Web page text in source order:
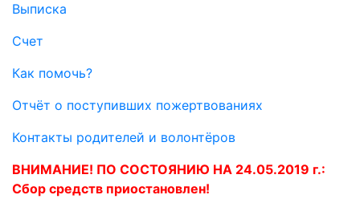
Выписка
Счет
Как помочь?
Отчёт о поступивших пожертвованиях
Контакты родителей и волонтёров
ВНИМАНИЕ! ПО СОСТОЯНИЮ НА 24.05.2019 г.:
Сбор средств приостановлен!